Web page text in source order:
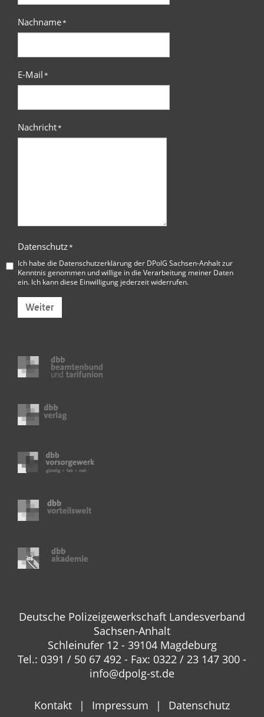
Nachname*
E-Mail*
Nachricht*
Datenschutz*
Ich habe die Datenschutzerklärung der DPolG Sachsen-Anhaltzur
Kenntnis genommen und willige in die Verarbeitung meiner Daten
ein. Ich kann diese Einwilligung jederzeit widerrufen.
Weiter
Deutsche Polizeigewerkschaft Landesverband
Sachsen-Anhalt
Schleinufer 12 - 39104 Magdeburg
Tel.: 0391 / 50 67 492 - Fax: 0322 / 23 147 300 -
info@dpolg-st.de
Kontakt Impressum Datenschutz